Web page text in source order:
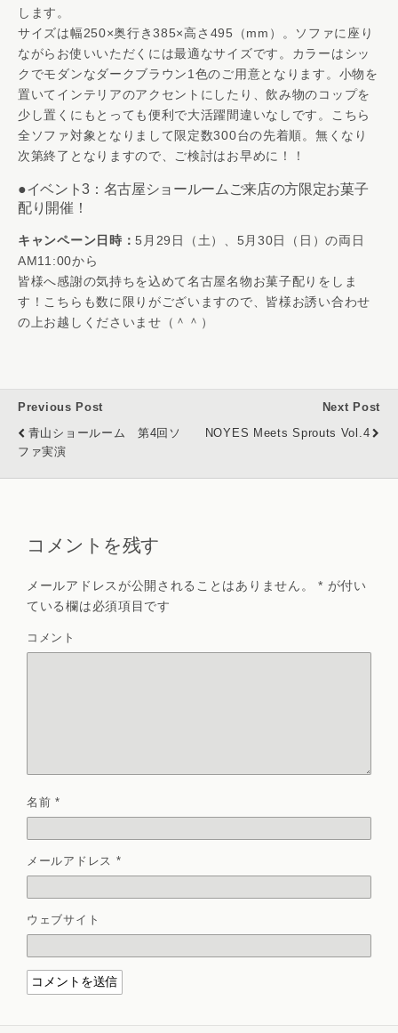
します。
サイズは幅250×奥行き385×高さ495（mm）。ソファに座り
ながらお使いいただくには最適なサイズです。カラーはシッ
クでモダンなダークブラウン1色のご用意となります。小物を
置いてインテリアのアクセントにしたり、飲み物のコップを
少し置くにもとっても便利で大活躍間違いなしです。こちら
全ソファ対象となりまして限定数300台の先着順。無くなり
次第終了となりますので、ご検討はお早めに！！
●イベント3：名古屋ショールームご来店の方限定お菓子
配り開催！
キャンペーン日時：5月29日（土）、5月30日（日）の両日
AM11:00から
皆様へ感謝の気持ちを込めて名古屋名物お菓子配りをしま
す！こちらも数に限りがございますので、皆様お誘い合わせ
の上お越しくださいませ（＾＾）
Previous Post
青山ショールーム 第4回ソ
ファ実演
Next Post
NOYES Meets Sprouts Vol.4
コメントを残す
メールアドレスが公開されることはありません。 * が付い
ている欄は必須項目です
コメント
名前*
メールアドレス *
ウェブサイト